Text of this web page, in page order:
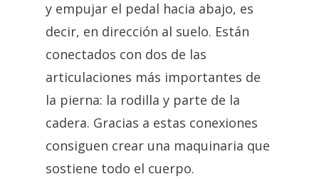
y empujar el pedal hacia abajo, es
decir, en dirección al suelo. Están
conectados con dos de las
articulaciones más importantes de
la pierna: la rodilla y parte de la
cadera. Gracias a estas conexiones
consiguen crear una maquinaria que
sostiene todo el cuerpo.